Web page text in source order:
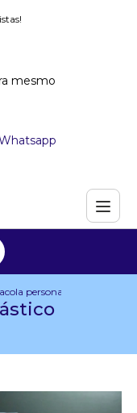
mesmo
personalizada
personalizada plastico